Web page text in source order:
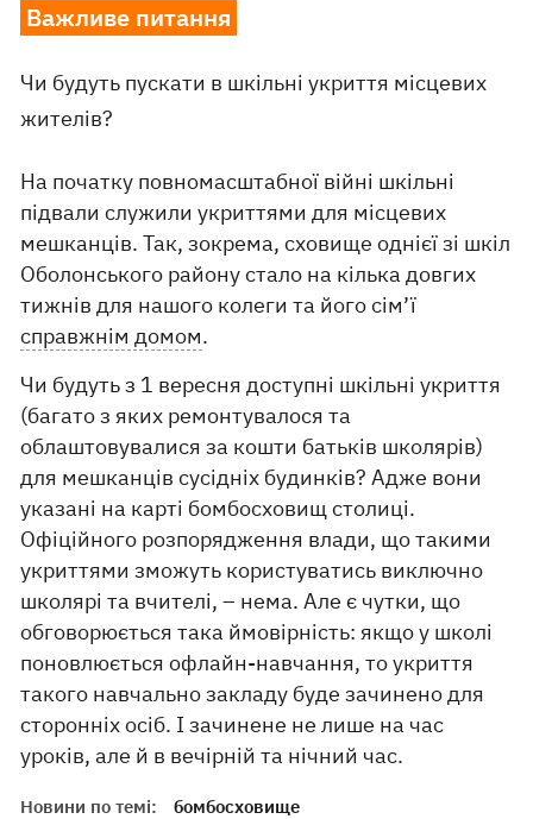
Важливе питання
Чи будуть пускати в шкільні укриття місцевих
жителів?
На початку повномасштабної війні шкільні
підвали служили укриттями для місцевих
мешканців. Так, зокрема, сховище однієї зі шкіл
Оболонського району стало на кілька довгих
тижнів для нашого колеги та його сім’ї
справжнім домом.
Чи будуть з 1 вересня доступні шкільні укриття
(багато з яких ремонтувалося та
облаштовувалися за кошти батьків школярів)
для мешканців сусідніх будинків? Адже вони
указані на карті бомбосховищ столиці.
Офіційного розпорядження влади, що такими
укриттями зможуть користуватись виключно
школярі та вчителі, – нема. Але є чутки, що
обговорюється така ймовірність: якщо у школі
поновлюється офлайн-навчання, то укриття
такого навчально закладу буде зачинено для
сторонніх осіб. І зачинене не лише на час
уроків, але й в вечірній та нічний час.
Новини по темі:
бомбосховище